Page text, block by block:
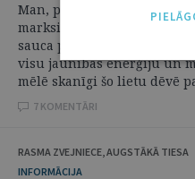
Man, padomju mucā
marksismu barotam,
sauca par padomju tiesību
visu jaunības enerģiju un
mēlē skanīgi šo lietu dēvē
7 KOMENTĀRI
RASMA ZVEJNIECE, AUGSTĀKĀ TIESA
INFORMĀCIJA